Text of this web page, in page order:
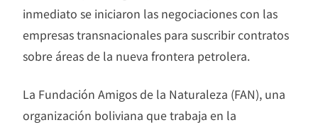
inmediato se iniciaron las negociaciones con las
empresas transnacionales para suscribir contratos
sobre áreas de la nueva frontera petrolera.
La Fundación Amigos de la Naturaleza (FAN), una
organización boliviana que trabaja en la